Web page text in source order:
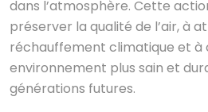
dans l’atmosphère. Cette
préserver la qualité de l’air, à
réchauffement climatique et à
environnement plus sain et
générations futures.